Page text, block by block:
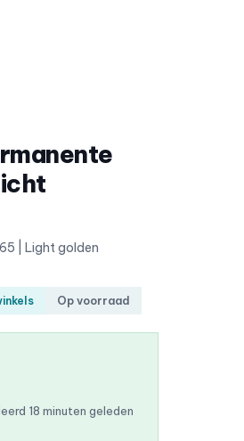
| Light golden
Op voorraad
18 minuten geleden